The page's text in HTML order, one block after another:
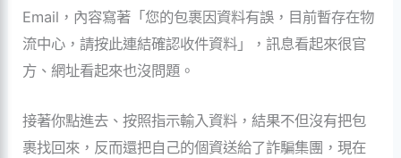
Email，內容寫著「您的包裹因資料有誤，目前暫存在物
流中心，請按此連結確認收件資料」，訊息看起來很官
方、網址看起來也沒問題。
接著你點進去、按照指示輸入資料，結果不但沒有把包
裹找回來，反而還把自己的個資送給了詐騙集團，現在